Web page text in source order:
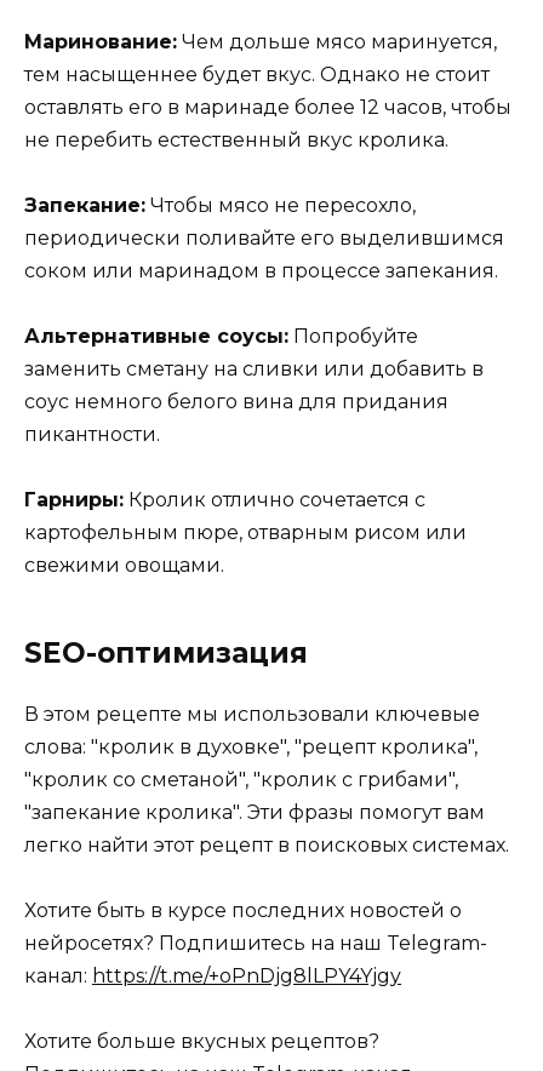
Маринование: Чем дольше мясо маринуется,
тем насыщеннее будет вкус. Однако не стоит
оставлять его в маринаде более 12 часов, чтобы
не перебить естественный вкус кролика.
Запекание: Чтобы мясо не пересохло,
периодически поливайте его выделившимся
соком или маринадом в процессе запекания.
Альтернативные соусы: Попробуйте
заменить сметану на сливки или добавить в
соус немного белого вина для придания
пикантности.
Гарниры: Кролик отлично сочетается с
картофельным пюре, отварным рисом или
свежими овощами.
SEO-оптимизация
В этом рецепте мы использовали ключевые
слова: "кролик в духовке", "рецепт кролика",
"кролик со сметаной", "кролик с грибами",
"запекание кролика". Эти фразы помогут вам
легко найти этот рецепт в поисковых системах.
Хотите быть в курсе последних новостей о
нейросетях? Подпишитесь на наш Telegram-
канал: https://t.me/+oPnDjg8lLPY4Yjgy
Хотите больше вкусных рецептов?